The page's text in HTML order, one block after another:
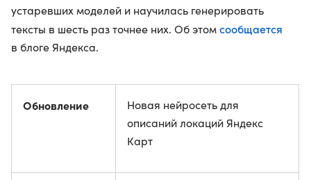
устаревших моделей и научилась генерировать
тексты в шесть раз точнее них. Об этомсообщается
в блоге Яндекса.
Обновление
Новая нейросеть для
описаний локаций Яндекс
Карт